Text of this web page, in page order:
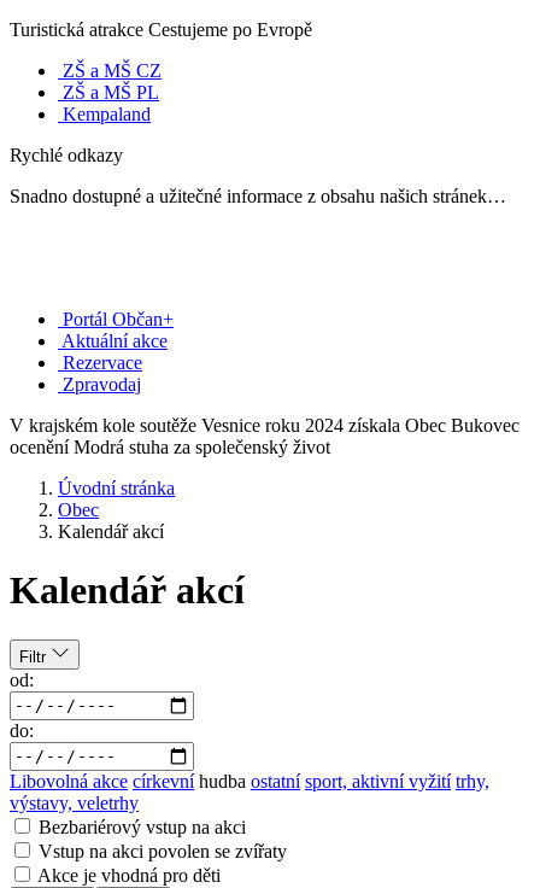
Turistická atrakce Cestujeme po Evropě
ZŠ a MŠ CZ
ZŠ a MŠ PL
Kempaland
Rychlé odkazy
Snadno dostupné a užitečné informace z obsahu našich stránek…
Portál Občan+
Aktuální akce
Rezervace
Zpravodaj
V krajském kole soutěže Vesnice roku 2024 získala Obec Bukovec
ocenění Modrá stuha za společenský život
Úvodní stránka
Obec
Kalendář akcí
Kalendář akcí
Filtr
od:
do:
Libovolná akce církevní hudba ostatní sport, aktivní vyžití trhy,
výstavy, veletrhy
Bezbariérový vstup na akci
Vstup na akci povolen se zvířaty
Akce je vhodná pro děti